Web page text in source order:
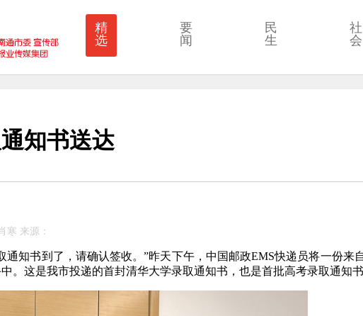
精
选
要
闻
民
生
社
会
知书送达
寒 来源：
通知书到了，请确认签收。”昨天下午，中国邮政EMS快递员将一份来
。这是我市投递的首封清华大学录取通知书，也是首批高考录取通知书